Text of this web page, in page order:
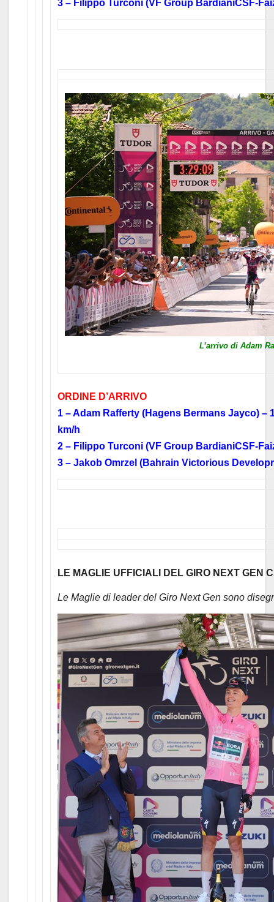
3 – Filippo Turconi (VF Group BardianiCSF-
L’arrivo di Adam
ORDINE D’ARRIVO
1 – Adam Rafferty (Hagens Bermans Jayco) –
km/h
2 – Filippo Turconi (VF Group BardianiCSF-
3 – Jakob Omrzel (Bahrain Victorious
LE MAGLIE UFFICIALI DEL GIRO NEXT GEN
Le Maglie di leader del Giro Next Gen sono